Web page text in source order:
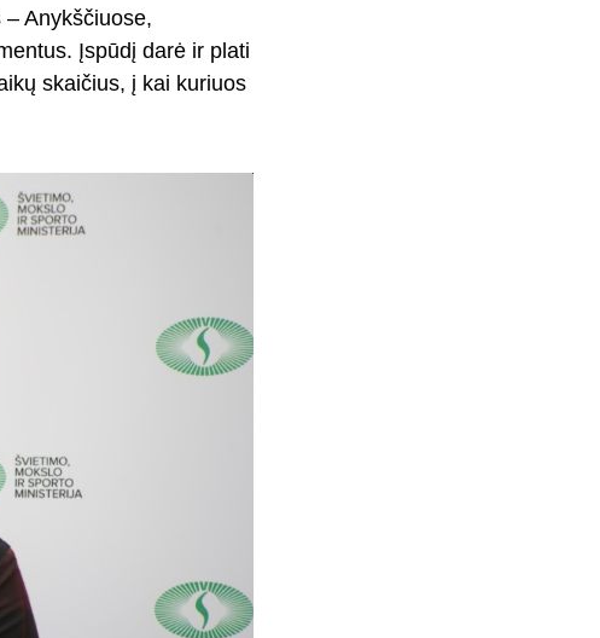
Anykščiuose,
Įspūdį darė ir plati
skaičius, į kai kuriuos